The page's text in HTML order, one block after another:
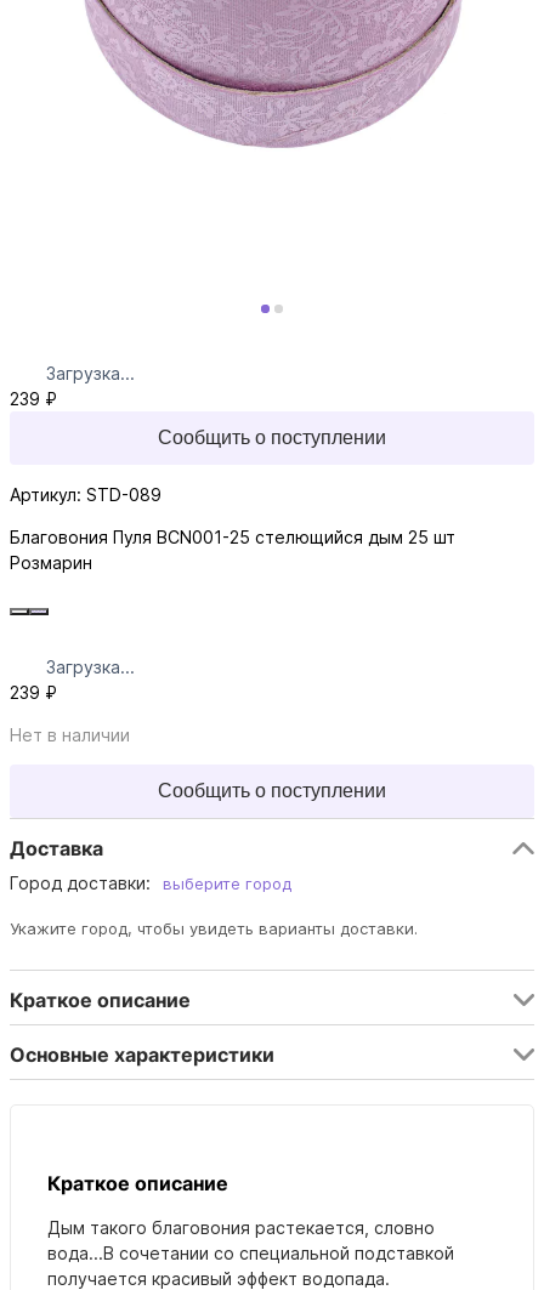
Загрузка...
239 ₽
Сообщить о поступлении
Артикул: STD-089
Благовония Пуля BCN001-25 стелющийся дым 25 шт
Розмарин
Загрузка...
239 ₽
Нет в наличии
Сообщить о поступлении
Доставка
Город доставки: выберите город
Укажите город, чтобы увидеть варианты доставки.
Краткое описание
Основные характеристики
Краткое описание
Дым такого благовония растекается, словно
вода...В сочетании со специальной подставкой
получается красивый эффект водопада.